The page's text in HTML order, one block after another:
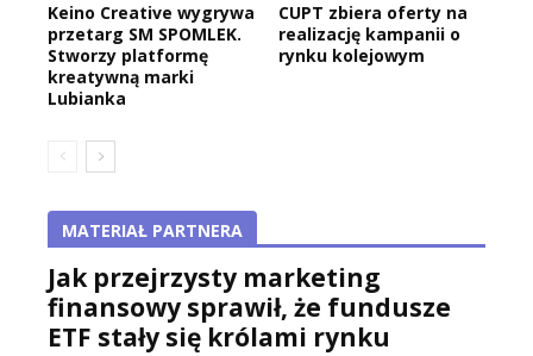
Keino Creative wygrywa
przetarg SM SPOMLEK.
Stworzy platformę
kreatywną marki
Lubianka
CUPT zbiera oferty na
realizację kampanii o
rynku kolejowym
MATERIAŁ PARTNERA
Jak przejrzysty marketing
finansowy sprawił, że fundusze
ETF stały się królami rynku